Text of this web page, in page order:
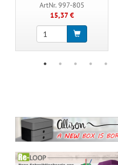
ArtNr. 997-805
15,37 €